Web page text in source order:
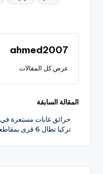
ahmed2007
عرض كل المقالات
تصفّح
المقالات
المقالة السابقة
حرائق غابات مستعرة في
تركيا تطال 6 قرى بمقاطعة